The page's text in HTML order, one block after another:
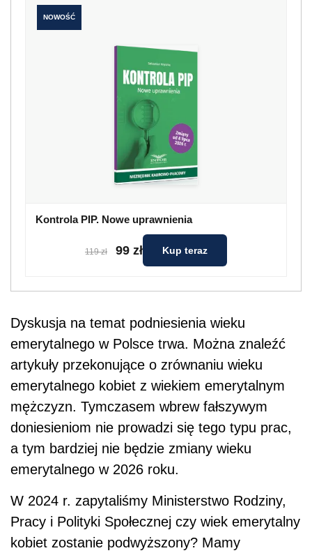
NOWOŚĆ
Kontrola PIP. Nowe uprawnienia
119 zł 99 zł Kup teraz
Dyskusja na temat podniesienia wieku
emerytalnego w Polsce trwa. Można znaleźć
artykuły przekonujące o zrównaniu wieku
emerytalnego kobiet z wiekiem emerytalnym
mężczyzn. Tymczasem wbrew fałszywym
doniesieniom nie prowadzi się tego typu prac,
a tym bardziej nie będzie zmiany wieku
emerytalnego w 2026 roku.
W 2024 r. zapytaliśmy Ministerstwo Rodziny,
Pracy i Polityki Społecznej czy wiek emerytalny
kobiet zostanie podwyższony? Mamy